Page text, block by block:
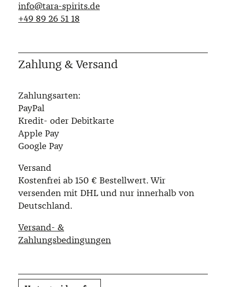
info@tara-spirits.de
‭+49 89 26 51 18‬
Zahlung & Versand
Zahlungsarten:
PayPal
Kredit- oder Debitkarte
Apple Pay
Google Pay
Versand
Kostenfrei ab 150 € Bestellwert. Wir
versenden mit DHL und nur innerhalb von
Deutschland.
Versand- &
Zahlungsbedingungen